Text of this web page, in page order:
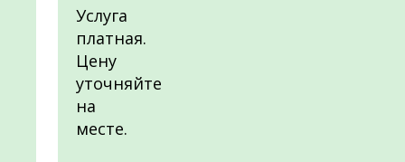
Услуга
платная.
Цену
уточняйте
на
месте.